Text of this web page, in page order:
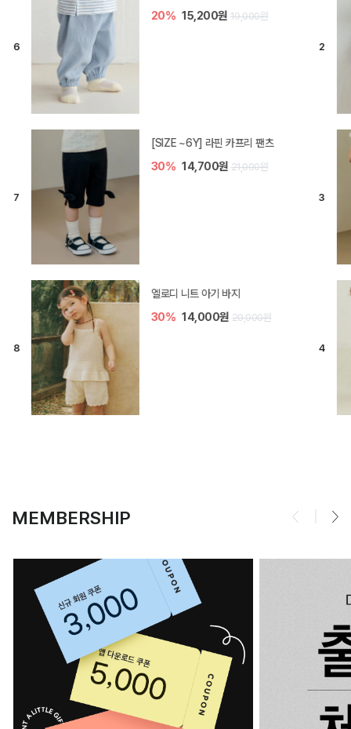
20% 15,200원 19,000원
[SIZE ~6Y] 라핀 카프리 팬츠
30% 14,700원 21,000원
엘로디 니트 아기 바지
30% 14,000원 20,000원
MEMBERSHIP